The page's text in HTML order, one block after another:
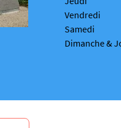
Vendredi
Samedi
Dimanche &